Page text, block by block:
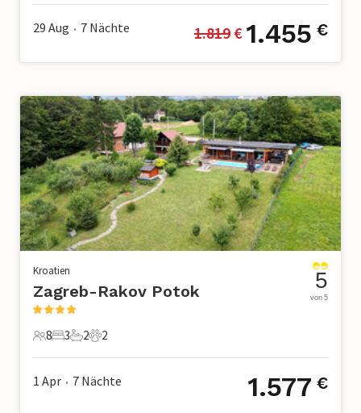
29 Aug • 7 Nächte 1.819 € 1.455 €
Kroatien
Zagreb-Rakov Potok
8 Gäste
8
3 Schlafzimmer
3
2 Badezimmer
2
2 Haustiere
2
5
von 5
1 Apr • 7 Nächte 1.577 €